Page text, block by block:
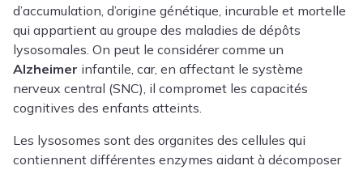
d’accumulation, d’origine génétique, incurable et mortelle
qui appartient au groupe des maladies de dépôts
lysosomales. On peut le considérer comme un
Alzheimer infantile, car, en affectant le système
nerveux central (SNC), il compromet les capacités
cognitives des enfants atteints.
Les lysosomes sont des organites des cellules qui
contiennent différentes enzymes aidant à décomposer